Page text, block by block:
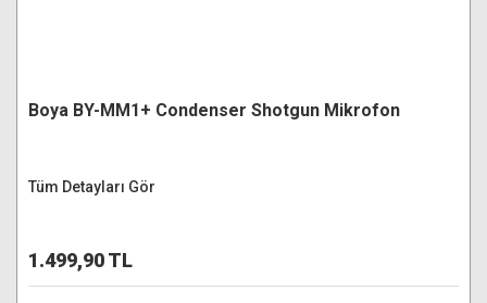
Boya BY-MM1+ Condenser Shotgun Mikrofon
Tüm Detayları Gör
1.499,90 TL